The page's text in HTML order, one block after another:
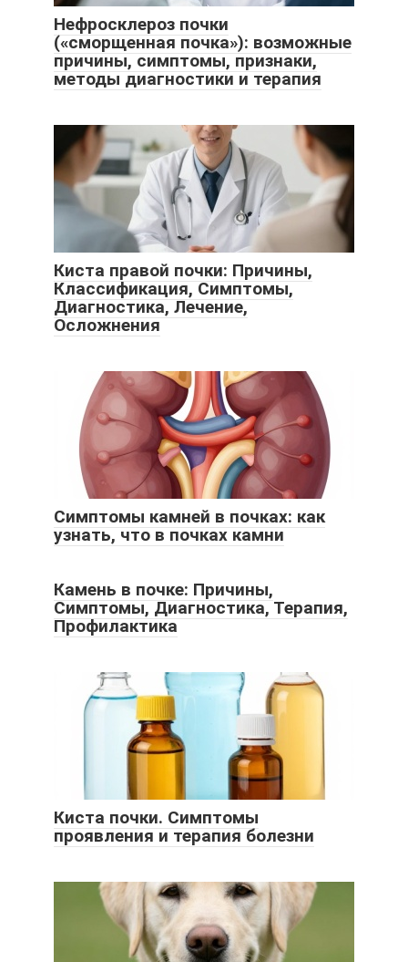
Нефросклероз почки
(«сморщенная почка»): возможные
причины, симптомы, признаки,
методы диагностики и терапия
Киста правой почки: Причины,
Классификация, Симптомы,
Диагностика, Лечение,
Осложнения
Симптомы камней в почках: как
узнать, что в почках камни
Камень в почке: Причины,
Симптомы, Диагностика, Терапия,
Профилактика
Киста почки. Симптомы
проявления и терапия болезни